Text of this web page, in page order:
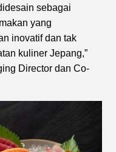
sebagai
yang
inovatif dan tak
kuliner Jepang,”
Director dan Co-